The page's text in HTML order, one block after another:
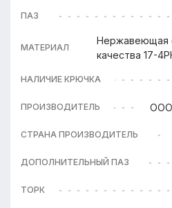
ПАЗ
МАТЕРИАЛ
Нержавеющая
качества 17-
НАЛИЧИЕ КРЮЧКА
ПРОИЗВОДИТЕЛЬ ООО
СТРАНА ПРОИЗВОДИТЕЛЬ
ДОПОЛНИТЕЛЬНЫЙ ПАЗ
ТОРК